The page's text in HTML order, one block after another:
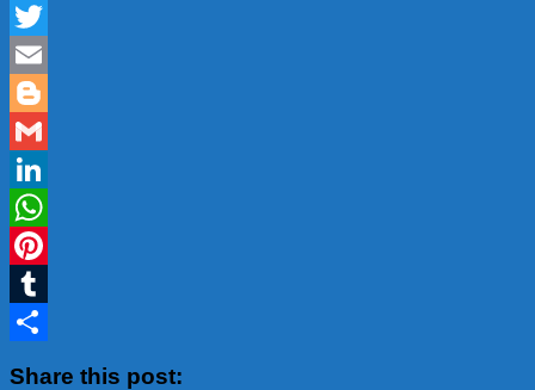
Facebook
Twitter
Email
Blogger
Gmail
LinkedIn
WhatsApp
Pinterest
Tumblr
Share this post: